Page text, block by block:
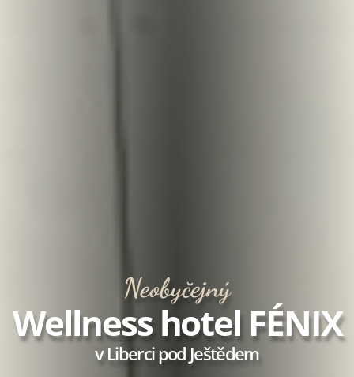
Neobyčejný
Wellness hotel FÉNIX
v Liberci pod Ještědem